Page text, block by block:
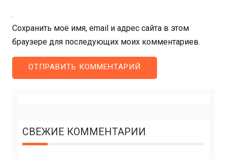
Сохранить моё имя, email и адрес сайта в этом
браузере для последующих моих комментариев.
СВЕЖИЕ КОММЕНТАРИИ